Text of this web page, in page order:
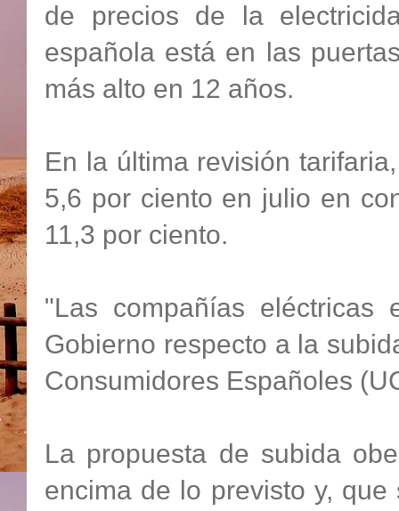
de precios de la
española está en las
más alto en 12 años.
En la última revisión
5,6 por ciento en julio en
11,3 por ciento.
"Las compañías
Gobierno respecto a la
Consumidores Españoles
La propuesta de subida
encima de lo previsto y,